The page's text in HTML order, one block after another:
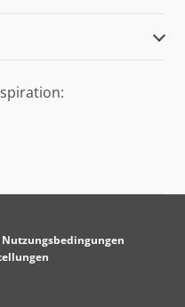
Nutzungsbedingungen